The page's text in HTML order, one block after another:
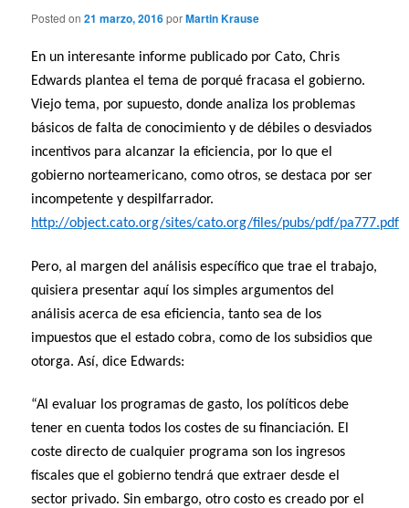
Posted on21 marzo, 2016porMartin Krause
En un interesante informe publicado por Cato, Chris
Edwards plantea el tema de porqué fracasa el gobierno.
Viejo tema, por supuesto, donde analiza los problemas
básicos de falta de conocimiento y de débiles o desviados
incentivos para alcanzar la eficiencia, por lo que el
gobierno norteamericano, como otros, se destaca por ser
incompetente y despilfarrador.
http://object.cato.org/sites/cato.org/files/pubs/pdf/pa777.pdf
Pero, al margen del análisis específico que trae el trabajo,
quisiera presentar aquí los simples argumentos del
análisis acerca de esa eficiencia, tanto sea de los
impuestos que el estado cobra, como de los subsidios que
otorga. Así, dice Edwards:
“Al evaluar los programas de gasto, los políticos debe
tener en cuenta todos los costes de su financiación. El
coste directo de cualquier programa son los ingresos
fiscales que el gobierno tendrá que extraer desde el
sector privado. Sin embargo, otro costo es creado por el